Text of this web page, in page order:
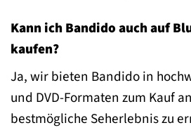
Kann ich Bandido auch auf
kaufen?
Ja, wir bieten Bandido in
und DVD-Formaten zum Kauf
bestmögliche Seherlebnis zu